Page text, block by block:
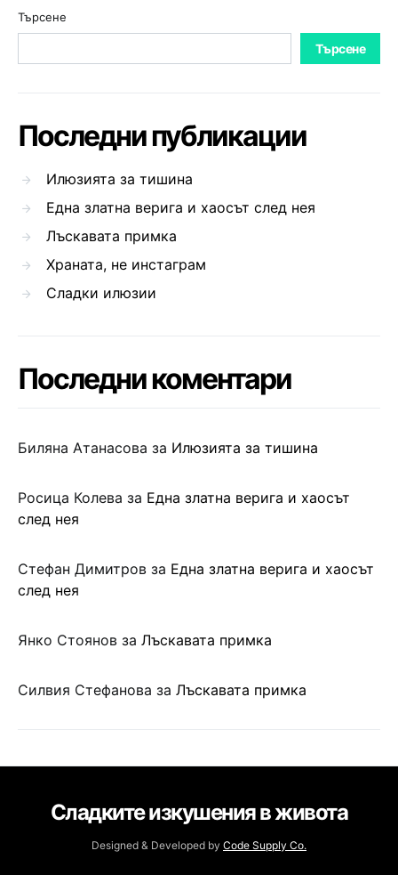
Търсене
Търсене
Последни публикации
Илюзията за тишина
Една златна верига и хаосът след нея
Лъскавата примка
Храната, не инстаграм
Сладки илюзии
Последни коментари
Биляна Атанасова за Илюзията за тишина
Росица Колева за Една златна верига и хаосът
след нея
Стефан Димитров за Една златна верига и хаосът
след нея
Янко Стоянов за Лъскавата примка
Силвия Стефанова за Лъскавата примка
Сладките изкушения в живота
Designed & Developed by Code Supply Co.